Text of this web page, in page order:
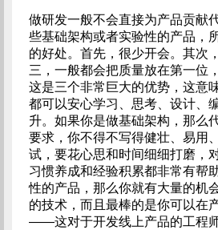
做研发一般不会直接为产品贡献
些基础架构或者实验性的产品，
的好处。首先，很少开会。其次
三，一般都会把质量放在第一位
这是三个非常巨大的优势，这意
都可以安心学习、思考、设计、
升。如果你是做基础架构，那么
要求，你不得不写得健壮、易用
试，要花心思和时间细细打磨，
习惯养成和经验积累都非常有帮
性的产品，那么你就有大量的机
的技术，而且最棒的是你可以在
——这对于开发线上产品的工程